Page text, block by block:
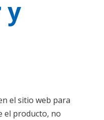
y
el sitio web para
el producto, no